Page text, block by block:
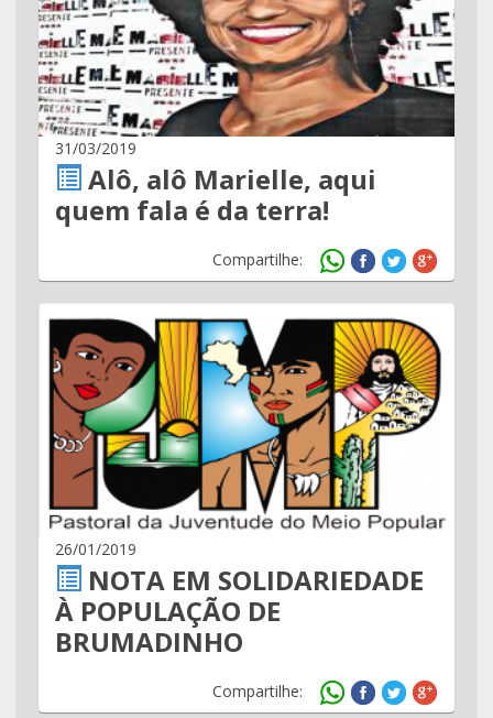
31/03/2019
Alô, alô Marielle, aqui
quem fala é da terra!
Compartilhe:
26/01/2019
NOTA EM SOLIDARIEDADE
À POPULAÇÃO DE
BRUMADINHO
Compartilhe: